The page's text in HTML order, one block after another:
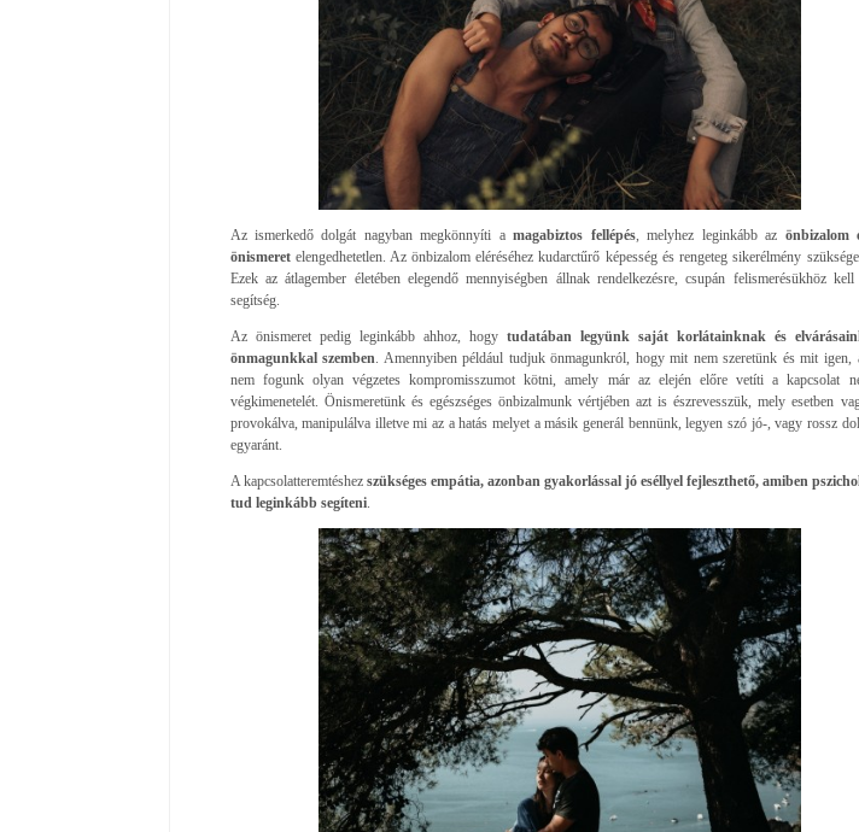
Az ismerkedő dolgát nagyban megkönnyíti amagabiztos fellépés, melyhez leginkább az önbizalom
önismeretelengedhetetlen. Az önbizalom eléréséhez kudarctűrő képesség és rengeteg sikerélmény
Ezek az átlagember életében elegendő mennyiségben állnak rendelkezésre, csupán felismerésükhöz
segítség.
Az önismeret pedig leginkább ahhoz, hogy tudatában legyünk saját korlátainknak és
önmagunkkal szemben . Amennyiben például tudjuk önmagunkról, hogy mit nem szeretünk és mit igen,
nem fogunk olyan végzetes kompromisszumot kötni, amely már az elején előre vetíti a kapcsolat
végkimenetelét. Önismeretünk és egészséges önbizalmunk vértjében azt is észrevesszük, mely esetben
provokálva, manipulálva illetve mi az a hatás melyet a másik generál bennünk, legyen szó jó-, vagy rossz
egyaránt.
A kapcsolatteremtéshezszükséges empátia, azonban gyakorlással jó eséllyel fejleszthető, amiben
tud leginkább segíteni.